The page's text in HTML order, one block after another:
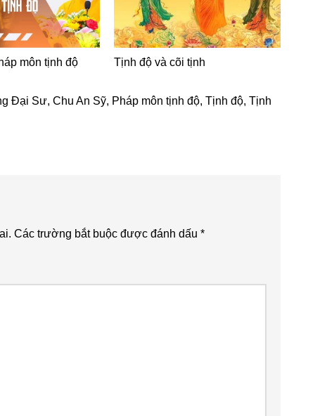
môn tịnh độ Tịnh độ và cõi tịnh
Đại Sư, Chu An Sỹ, Pháp môn tịnh độ, Tịnh độ, Tịnh
Các trường bắt buộc được đánh dấu *